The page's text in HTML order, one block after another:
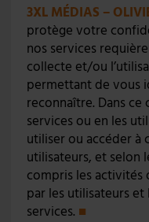
3XL MÉDIAS –
protège votre
nos services
collecte et/ou
permettant de vous
reconnaître. Dans ce
services ou en les
utiliser ou accéder à
utilisateurs, et selon
compris les activités
par les utilisateurs
services. ■